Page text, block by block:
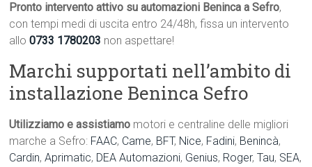
Pronto intervento attivo su automazioni Beninca a Sefro,
con tempi medi di uscita entro 24/48h, fissa un intervento
allo0733 1780203 non aspettare!
Marchi supportati nell’ambito di
installazione Beninca Sefro
Utilizziamo e assistiamo motori e centraline delle migliori
marche a Sefro: FAAC, Came, BFT, Nice, Fadini, Benincà,
Cardin,Aprimatic, DEA Automazioni, Genius, Roger,Tau, SEA,